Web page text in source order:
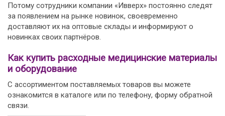
Потому сотрудники компании «Ивверх» постоянно следят
за появлением на рынке новинок, своевременно
доставляют их на оптовые склады и информируют о
новинках своих партнёров.
Как купить расходные медицинские материалы
и оборудование
С ассортиментом поставляемых товаров вы можете
ознакомится в каталоге или по телефону, форму обратной
связи.